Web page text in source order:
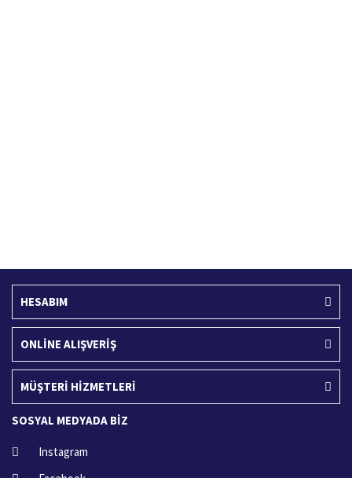
HESABIM
ONLİNE ALIŞVERİŞ
MÜŞTERİ HİZMETLERİ
SOSYAL MEDYADA BİZ
Instagram